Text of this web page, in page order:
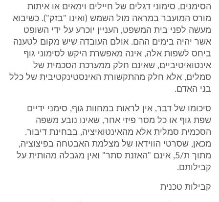
הסימנים, סימוני דגלים של חיילים וימאים או איתות
מורס המועבר במראה מול השמש (ואינו "בזק"). כשיבוא
מעשה לפני בית המשפט, העניין יוכרע על ידי השופט
אשר יהיה בימים ההם. אולם העובדה שיש מקום לטענה
ביחס לשפות אלה, אינה מאפשרת היקש לסימוני גוף
אינטואיטיביים, שאינם חלק ממערכת הסכמית של
סמלים, אלא חלק מהתקשורת האינסטינקטיבית של כלל
בני האדם.
סיכומו של דבר, אין לראות במחוות גוף, סימני ידיים
שפת גוף או כל מסר פיזי אחר, שאינו נובע משפה
הסכמית סמלית אלא מהאינטואיציה, בבחינת דיבור.
מכאן, שסרטי הווידאו של מצלמת האבטחה בפיצוציה,
מתוך ת/5, אינם "האזנת סתר" ואין מגבלה מהותית על
קבילותם.
קבילות טכנית